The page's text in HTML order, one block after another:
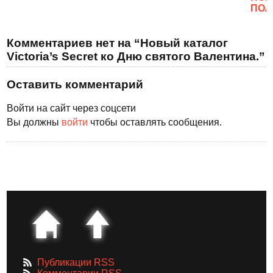
Комментариев нет на “Новый каталог
Victoria’s Secret ко Дню святого Валентина.”
Оставить комментарий
Войти на сайт через соцсети
Вы должны войти чтобы оставлять сообщения.
Публикации RSS